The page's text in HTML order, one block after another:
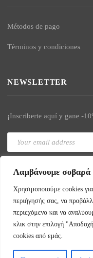
Λαμβάνουμε
Χρησιμοποιούμε cookies
περιήγησής σας, να
περιεχόμενο και να
κλικ στην επιλογή
cookies από εμάς.
Métodos de pago
Términos y condiciones
NEWSLETTER
¡Inscriberte aquí y gane -
Copyright ©2026